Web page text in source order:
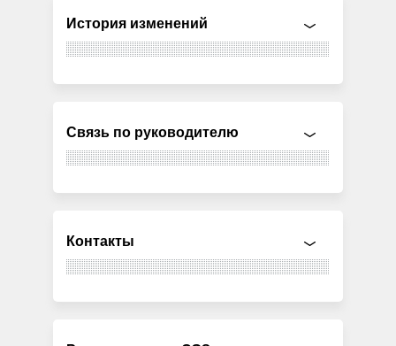
История изменений
Связь по руководителю
Контакты